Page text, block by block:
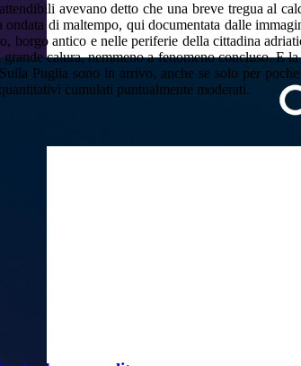
avevano detto che una breve tregua al
ondata di maltempo, qui documentata dalle
borgo antico e nelle periferie della cittadina
calura, nemmeno a fenomeno concluso.
Puglia sono in arrivo, anche se solo per
cumulati puntualmente moderati.